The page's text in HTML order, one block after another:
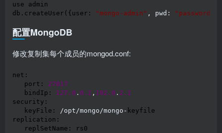
use admin
db.createUser({user:
"mongo-admin " , pwd: " password
配置MongoDB
修改复制集每个成员的mongod.conf:
net:
   port:
27017
   bindIp:
127.0 . 0.1 , 192.0 . 2.1
security:
   keyFile:
/opt/mongo/mongo- keyfile
replication:
   replSetName: rs0